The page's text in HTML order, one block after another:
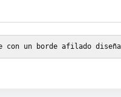
con un borde afilado